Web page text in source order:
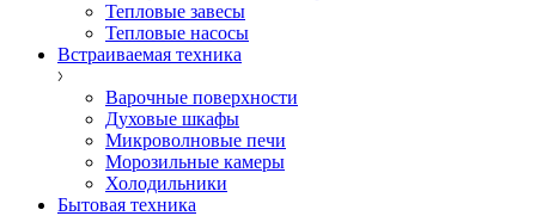
Тепловые завесы
Тепловые насосы
Встраиваемая техника
Варочные поверхности
Духовые шкафы
Микроволновые печи
Морозильные камеры
Холодильники
Бытовая техника